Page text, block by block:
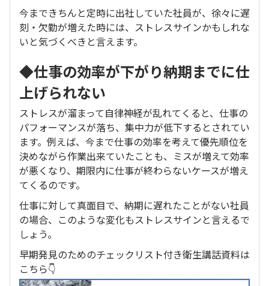
今まできちんと定時に出社していた社員が、徐々に遅
刻・欠勤が増えた時には、ストレスサインかもしれな
いと気づくべきと言えます。
◆仕事の効率が下がり納期までに仕
上げられない
ストレスが溜まって自律神経が乱れてくると、仕事の
パフォーマンスが落ち、集中力が低下するとされてい
ます。例えば、今まで仕事の効率を考えて優先順位を
決めながら作業出来ていたことも、ミスが増えて効率
が悪くなり、期限内に仕事が終わらないケースが増え
てくるのです。
仕事に対して真面目で、納期に遅れたことがない社員
の場合、このような変化もストレスサインと言えるで
しょう。
早期発見のためのチェックリスト付き衛生講話資料は
こちら👇